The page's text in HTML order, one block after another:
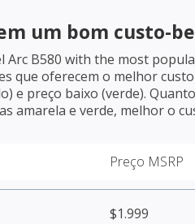
um bom custo-
Arc B580 with the most
que oferecem o melhor
e preço baixo (verde).
amarela e verde, melhor o
Preço MSRP
$1.999